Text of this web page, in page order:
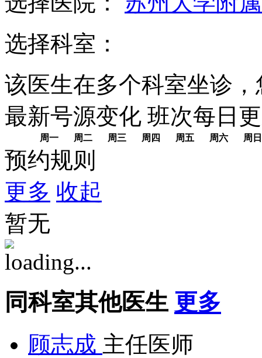
选择科室：
该医生在多个科室坐诊
最新号源变化 班次每日
周一 周二 周三 周四 周五 周六 周日
预约规则
更多 收起
暂无
同科室其他医生 更多
顾志成 主任医师